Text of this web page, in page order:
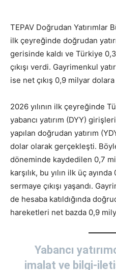
TEPAV Doğrudan Yatırımlar
ilk çeyreğinde doğrudan
gerisinde kaldı ve Türkiye
çıkışı verdi. Gayrimenkul
ise net çıkış 0,9 milyar dolara
2026 yılının ilk çeyreğinde
yabancı yatırım (DYY)
yapılan doğrudan yatırım
dolar olarak gerçekleşti.
döneminde kaydedilen 0,7
karşılık, bu yılın ilk üç
sermaye çıkışı yaşandı.
de hesaba katıldığında
hareketleri net bazda 0,9
Yabancı
imalat ve bilgi-